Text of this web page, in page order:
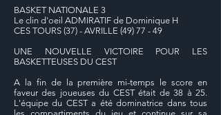
BASKET NATIONALE 3
Le clin d'oeil ADMIRATIF de Dominique H
CES TOURS (37) - AVRILLE (49) 77 - 49
UNE NOUVELLE VICTOIRE POUR LES
BASKETTEUSES DU CEST
A la fin de la première mi-temps le score en
faveur des joueuses du CEST était de 38 à 25.
L'équipe du CEST a été dominatrice dans tous